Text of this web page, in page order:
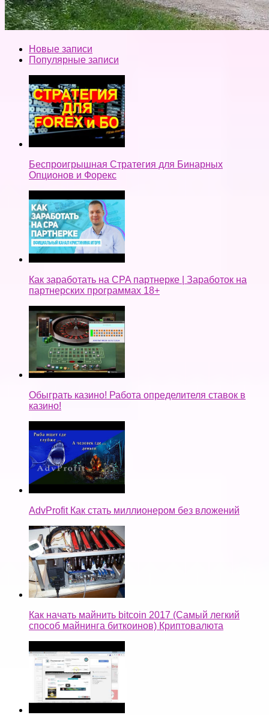
Новые записи
Популярные записи
Беспроигрышная Стратегия для Бинарных
Опционов и Форекс
Как заработать на CPA партнерке | Заработок на
партнерских программах 18+
Обыграть казино! Работа определителя ставок в
казино!
AdvProfit Как стать миллионером без вложений
Как начать майнить bitcoin 2017 (Самый легкий
способ майнинга биткоинов) Криптовалюта